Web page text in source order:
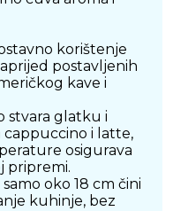
korištenje
postavljenih
kave i
stvara glatku i
i latte,
osigurava
pripremi.
oko 18 cm čini
kuhinje, bez